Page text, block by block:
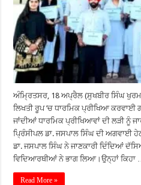
ਅੰਮ੍ਰਿਤਸਰ, 18 ਅਪ੍ਰੈਲ (ਸੁਖਬੀਰ ਸਿੰਘ
ਲਿਖਤੀ ਰੂਪ ’ਚ ਧਾਰਮਿਕ ਪ੍ਰੀਖਿਆ
ਜਾਂਦੀਆਂ ਧਾਰਮਿਕ ਪ੍ਰੀਖਿਆਵਾਂ ਦੀ ਲੜੀ ਨੂੰ
ਪ੍ਰਿੰਸੀਪਲ ਡਾ. ਜਸਪਾਲ ਸਿੰਘ ਦੀ ਅਗਵਾਈ
ਡਾ. ਜਸਪਾਲ ਸਿੰਘ ਨੇ ਜਾਣਕਾਰੀ ਦਿੰਦਿਆਂ
ਵਿਦਿਆਰਥੀਆਂ ਨੇ ਭਾਗ ਲਿਆ।ਉਨ੍ਹਾਂ ਕਿਹਾ …
Read More »